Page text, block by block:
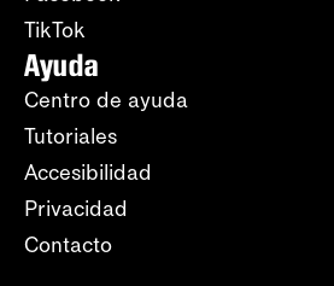
TikTok
Ayuda
Centro de ayuda
Tutoriales
Accesibilidad
Privacidad
Contacto